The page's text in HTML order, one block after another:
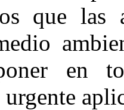
que las
en